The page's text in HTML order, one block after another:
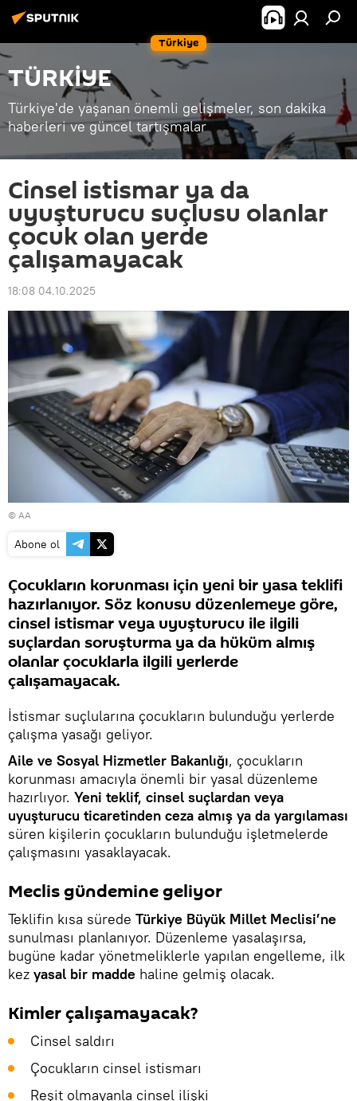
Türkiye
TÜRKİYE
Türkiye'de yaşanan önemli gelişmeler, son dakika
haberleri ve güncel tartışmalar
Cinsel istismar ya da
uyuşturucu suçlusu olanlar
çocuk olan yerde
çalışamayacak
18:08 04.10.2025
© AA
Abone ol
Çocukların korunması için yeni bir yasa teklifi
hazırlanıyor. Söz konusu düzenlemeye göre,
cinsel istismar veya uyuşturucu ile ilgili
suçlardan soruşturma ya da hüküm almış
olanlar çocuklarla ilgili yerlerde
çalışamayacak.
İstismar suçlularına çocukların bulunduğu yerlerde
çalışma yasağı geliyor.
Aile ve Sosyal Hizmetler Bakanlığı, çocukların
korunması amacıyla önemli bir yasal düzenleme
hazırlıyor. Yeni teklif, cinsel suçlardan veya
uyuşturucu ticaretinden ceza almış ya da yargılaması
süren kişilerin çocukların bulunduğu işletmelerde
çalışmasını yasaklayacak.
Meclis gündemine geliyor
Teklifin kısa sürede Türkiye Büyük Millet Meclisi’ne
sunulması planlanıyor. Düzenleme yasalaşırsa,
bugüne kadar yönetmeliklerle yapılan engelleme, ilk
kez yasal bir madde haline gelmiş olacak.
Kimler çalışamayacak?
Cinsel saldırı
Çocukların cinsel istismarı
Reşit olmayanla cinsel ilişki